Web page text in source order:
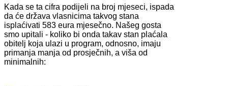
Kada se ta cifra podijeli na broj mjeseci, ispada
da će država vlasnicima takvog stana
isplaćivati 583 eura mjesečno. Našeg gosta
smo upitali - koliko bi onda takav stan plaćala
obitelj koja ulazi u program, odnosno, imaju
primanja manja od prosječnih, a viša od
minimalnih: